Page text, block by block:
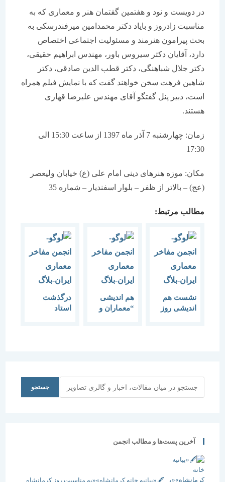
در دویست و نود و هفتمین گفتمان هنر و معماری که به
مناسبت زادروز و بایاد دکتر محمدامین میرفندرسکی به
بحث پیرامون هنرمند و مسئولیت اجتماعی اختصاص
دارد، آقایان دکتر سیروس باور، مهندس ابراهیم حقیقی،
دکتر جلال شباهنگی، دکتر قطب الدین صادقی، دکتر
شاهین فرهت سخن خواهند گفت که با نمایش فیلم همراه
است، دبیر پنل گفتگو آقای مهندس علیرضا قهاری
هستند.
زمان: چهارشنبه 7 آذر ماه 1397 از ساعت 15:30 الی
مکان: موزه هنرهای دینی امام علی (ع) خیابان ولیعصر
(عج) – بالاتر از ظفر – بلوار اسفندیار – شماره 35
مطالب مرتبط:
نشست هم
اندیشی روز
هم اندیشی
“معماران و
درگذشت
جستجو
آخرین پست‌ها و مطالب انجمن
🖋️«بیانیه خانه کرمانشاه»«به مناسبت روز کرمانشاه